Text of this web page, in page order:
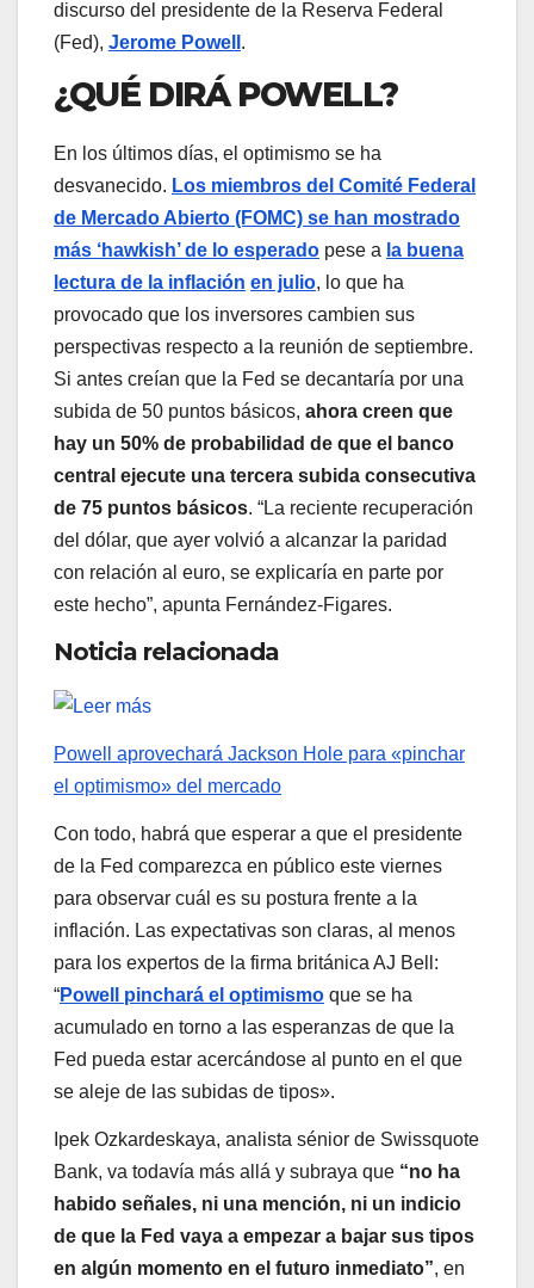
discurso del presidente de la Reserva Federal
(Fed), Jerome Powell .
¿QUÉ DIRÁ POWELL?
En los últimos días, el optimismo se ha
desvanecido. Los miembros del Comité Federal
de Mercado Abierto (FOMC) se han mostrado
más ‘hawkish’ de lo esperado pese a la buena
lectura de la inflación en julio, lo que ha
provocado que los inversores cambien sus
perspectivas respecto a la reunión de septiembre.
Si antes creían que la Fed se decantaría por una
subida de 50 puntos básicos, ahora creen que
hay un 50% de probabilidad de que el banco
central ejecute una tercera subida consecutiva
de 75 puntos básicos. “La reciente recuperación
del dólar, que ayer volvió a alcanzar la paridad
con relación al euro, se explicaría en parte por
este hecho”, apunta Fernández-Figares.
Noticia relacionada
Powell aprovechará Jackson Hole para «pinchar
el optimismo» del mercado
Con todo, habrá que esperar a que el presidente
de la Fed comparezca en público este viernes
para observar cuál es su postura frente a la
inflación. Las expectativas son claras, al menos
para los expertos de la firma británica AJ Bell:
“Powell pinchará el optimismo que se ha
acumulado en torno a las esperanzas de que la
Fed pueda estar acercándose al punto en el que
se aleje de las subidas de tipos».
Ipek Ozkardeskaya, analista sénior de Swissquote
Bank, va todavía más allá y subraya que “no ha
habido señales, ni una mención, ni un indicio
de que la Fed vaya a empezar a bajar sus tipos
en algún momento en el futuro inmediato”, en